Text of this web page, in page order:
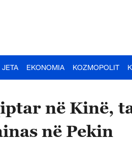
JETA EKONOMIA KOZMOPOLIT
në Kinë,
në Pekin